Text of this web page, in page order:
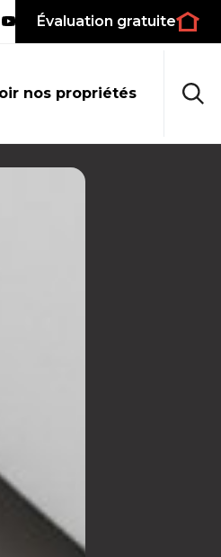
Évaluation gratuite
nos propriétés